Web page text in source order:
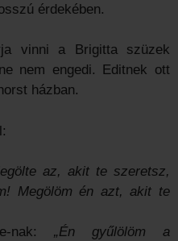
érdekében.
vinni a Brigitta szüzek
nem engedi. Editnek ott
házban.
az, akit te szeretsz,
Megölöm én azt, akit te
nak: „Én gyűlölöm a